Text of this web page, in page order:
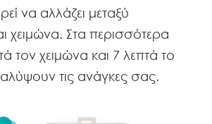
να αλλάζει μεταξύ
χειμώνα. Στα περισσότερα
τον χειμώνα και 7 λεπτά το
τις ανάγκες σας.